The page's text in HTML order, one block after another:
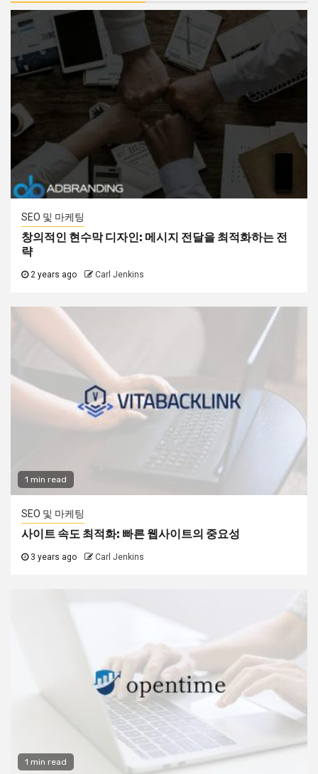
SEO 및 마케팅
창의적인 현수막 디자인: 메시지 전달을 최적화하는 전
략
2 years ago Carl Jenkins
1 min read
SEO 및 마케팅
사이트 속도 최적화: 빠른 웹사이트의 중요성
3 years ago Carl Jenkins
1 min read